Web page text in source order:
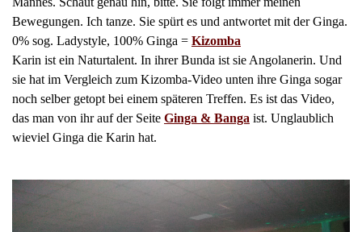
Bewegungen. Ich tanze. Sie spürt es und antwortet mit der Ginga.
0% sog. Ladystyle, 100% Ginga = Kizomba
Karin ist ein Naturtalent. In ihrer Bunda ist sie Angolanerin. Und
sie hat im Vergleich zum Kizomba-Video unten ihre Ginga sogar
noch selber getopt bei einem späteren Treffen. Es ist das Video,
das man von ihr auf der Seite Ginga & Banga ist. Unglaublich
wieviel Ginga die Karin hat.